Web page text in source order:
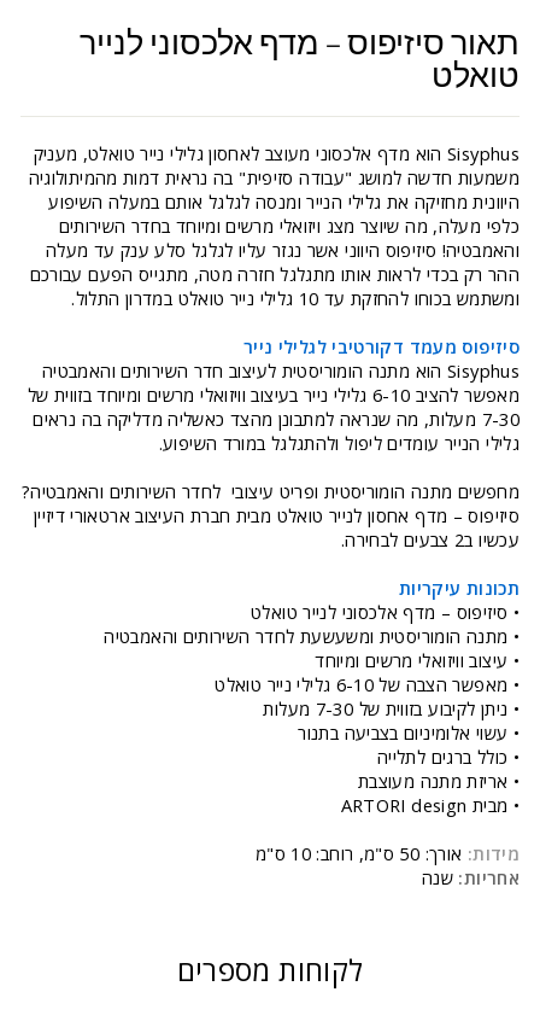
תאור סיזיפוס – מדף אלכסוני לנייר
טואלט
Sisyphus הוא מדף אלכסוני מעוצב לאחסון גלילי נייר טואלט, מעניק
משמעות חדשה למושג "עבודה סזיפית" בה נראית דמות מהמיתולוגיה
היוונית מחזיקה את גלילי הנייר ומנסה לגלגל אותם במעלה השיפוע
כלפי מעלה, מה שיוצר מצג ויזואלי מרשים ומיוחד בחדר השירותים
והאמבטיה! סיזיפוס היווני אשר נגזר עליו לגלגל סלע ענק עד מעלה
ההר רק בכדי לראות אותו מתגלגל חזרה מטה, מתגייס הפעם עבורכם
ומשתמש בכוחו להחזקת עד 10 גלילי נייר טואלט במדרון התלול.
סיזיפוס מעמד דקורטיבי לגלילי נייר
Sisyphus הוא מתנה הומוריסטית לעיצוב חדר השירותים והאמבטיה
מאפשר להציב 6-10 גלילי נייר בעיצוב וויזואלי מרשים ומיוחד בזווית של
7-30 מעלות, מה שנראה למתבונן מהצד כאשליה מדליקה בה נראים
גלילי הנייר עומדים ליפול ולהתגלגל במורד השיפוע.
מחפשים מתנה הומוריסטית ופריט עיצובי לחדר השירותים והאמבטיה?
סיזיפוס – מדף אחסון לנייר טואלט מבית חברת העיצוב ארטאורי דיזיין
עכשיו ב2 צבעים לבחירה.
תכונות עיקריות
• סיזיפוס – מדף אלכסוני לנייר טואלט
• מתנה הומוריסטית ומשעשעת לחדר השירותים והאמבטיה
• עיצוב וויזואלי מרשים ומיוחד
• מאפשר הצבה של 6-10 גלילי נייר טואלט
• ניתן לקיבוע בזווית של 7-30 מעלות
• עשוי אלומיניום בצביעה בתנור
• כולל ברגים לתלייה
• אריזת מתנה מעוצבת
• מבית ARTORI design
מידות: אורך: 50 ס"מ, רוחב: 10 ס"מ
אחריות: שנה
לקוחות מספרים